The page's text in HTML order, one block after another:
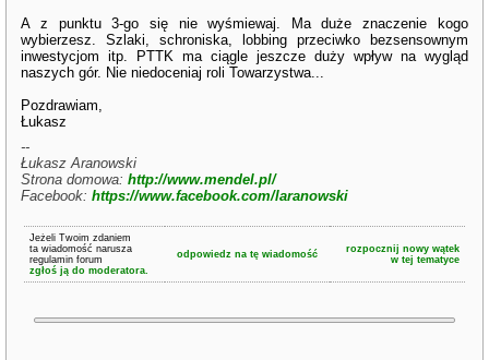
A z punktu 3-go się nie wyśmiewaj. Ma duże znaczenie kogo
wybierzesz. Szlaki, schroniska, lobbing przeciwko bezsensownym
inwestycjom itp. PTTK ma ciągle jeszcze duży wpływ na wygląd
naszych gór. Nie niedoceniaj roli Towarzystwa...
Pozdrawiam,
Łukasz
--
Łukasz Aranowski
Strona domowa:http://www.mendel.pl/
Facebook:https://www.facebook.com/laranowski
Jeżeli Twoim zdaniem
ta wiadomość narusza
regulamin forum
zgłoś ją do moderatora.
odpowiedz na tę wiadomość
rozpocznij nowy wątek
w tej tematyce